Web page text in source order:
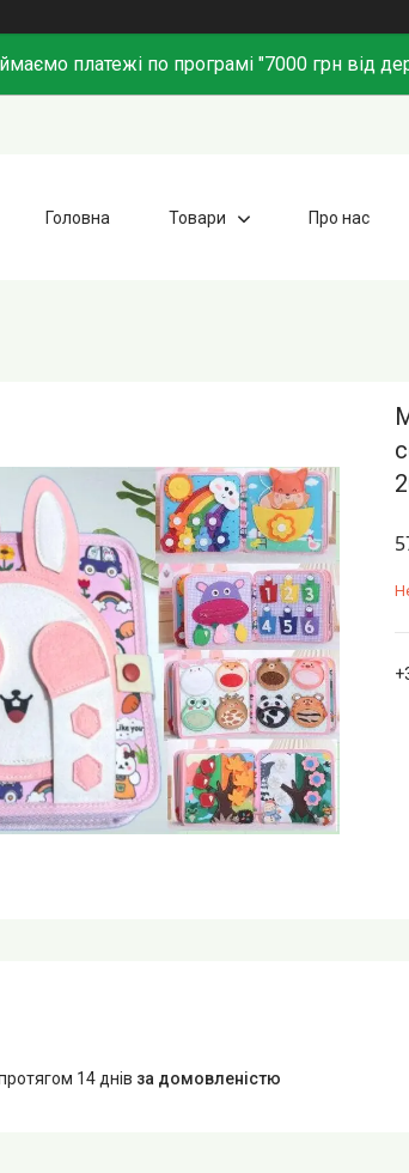
платежі по програмі "7000 грн від
Головна Товари Про нас
14 днів за домовленістю